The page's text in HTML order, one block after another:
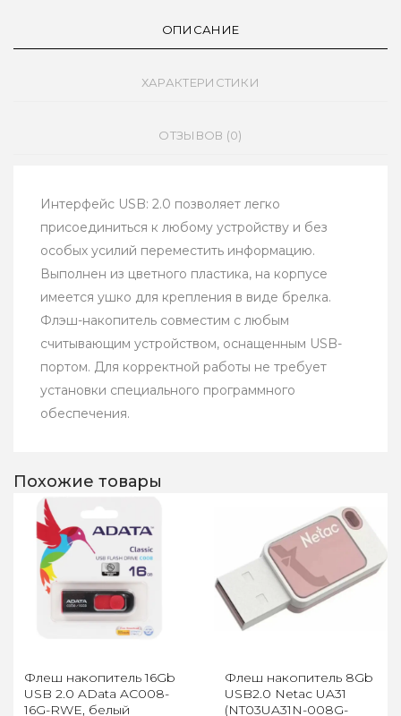
ОПИСАНИЕ
ХАРАКТЕРИСТИКИ
ОТЗЫВОВ (0)
Интерфейс USB: 2.0 позволяет легко
присоединиться к любому устройству и без
особых усилий переместить информацию.
Выполнен из цветного пластика, на корпусе
имеется ушко для крепления в виде брелка.
Флэш-накопитель совместим с любым
считывающим устройством, оснащенным USB-
портом. Для корректной работы не требует
установки специального программного
обеспечения.
Похожие товары
Флеш накопитель 16Gb
USB 2.0 AData AC008-
16G-RWE, белый
Флеш накопитель 8Gb
USB2.0 Netac UA31
(NT03UA31N-008G-